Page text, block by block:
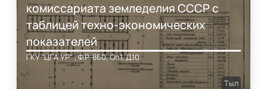
комиссариата земледелия СССР с
таблицей техно-экономических
показателей
ГКУ "ЦГА УР" , Ф.Р-860, Оп.1, Д.10
Тыл